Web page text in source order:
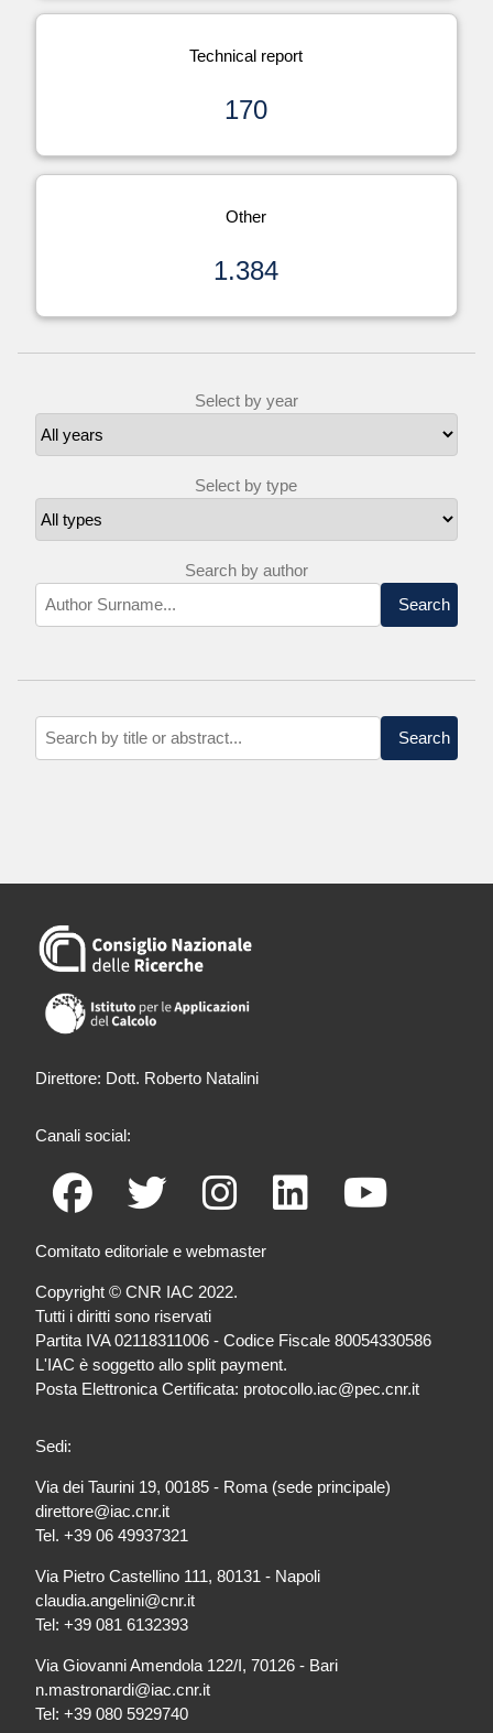
Technical report
170
Other
1.384
Select by year
Select by type
Search by author
Search
Search
Direttore: Dott. Roberto Natalini
Canali social:
Comitato editoriale e webmaster
Copyright © CNR IAC 2022.
Tutti i diritti sono riservati
Partita IVA 02118311006 - Codice Fiscale 80054330586
L'IAC è soggetto allo split payment.
Posta Elettronica Certificata: protocollo.iac@pec.cnr.it
Sedi:
Via dei Taurini 19, 00185 - Roma (sede principale)
direttore@iac.cnr.it
Tel. +39 06 49937321
Via Pietro Castellino 111, 80131 - Napoli
claudia.angelini@cnr.it
Tel: +39 081 6132393
Via Giovanni Amendola 122/I, 70126 - Bari
n.mastronardi@iac.cnr.it
Tel: +39 080 5929740